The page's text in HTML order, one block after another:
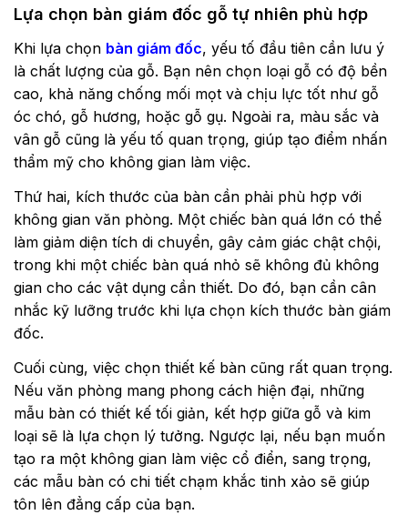
Lựa chọn bàn giám đốc gỗ tự nhiên phù hợp
Khi lựa chọn bàn giám đốc, yếu tố đầu tiên cần lưu ý
là chất lượng của gỗ. Bạn nên chọn loại gỗ có độ bền
cao, khả năng chống mối mọt và chịu lực tốt như gỗ
óc chó, gỗ hương, hoặc gỗ gụ. Ngoài ra, màu sắc và
vân gỗ cũng là yếu tố quan trọng, giúp tạo điểm nhấn
thẩm mỹ cho không gian làm việc.
Thứ hai, kích thước của bàn cần phải phù hợp với
không gian văn phòng. Một chiếc bàn quá lớn có thể
làm giảm diện tích di chuyển, gây cảm giác chật chội,
trong khi một chiếc bàn quá nhỏ sẽ không đủ không
gian cho các vật dụng cần thiết. Do đó, bạn cần cân
nhắc kỹ lưỡng trước khi lựa chọn kích thước bàn giám
đốc.
Cuối cùng, việc chọn thiết kế bàn cũng rất quan trọng.
Nếu văn phòng mang phong cách hiện đại, những
mẫu bàn có thiết kế tối giản, kết hợp giữa gỗ và kim
loại sẽ là lựa chọn lý tưởng. Ngược lại, nếu bạn muốn
tạo ra một không gian làm việc cổ điển, sang trọng,
các mẫu bàn có chi tiết chạm khắc tinh xảo sẽ giúp
tôn lên đẳng cấp của bạn.